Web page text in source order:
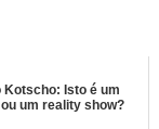
Kotscho: Isto é um
um reality show?